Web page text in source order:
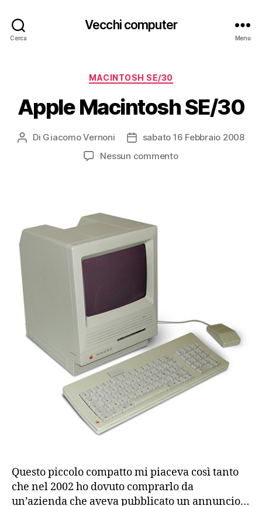
Cerca
Vecchi computer
Menu
Categorie
MACINTOSH SE/30
Apple Macintosh SE/30
Autore
Di Giacomo Vernoni
Datasabato 16 Febbraio 2008
Nessun commentosu
Questo piccolo compatto mi piaceva così tanto
che nel 2002 ho dovuto comprarlo da
un’azienda che aveva pubblicato un annuncio…